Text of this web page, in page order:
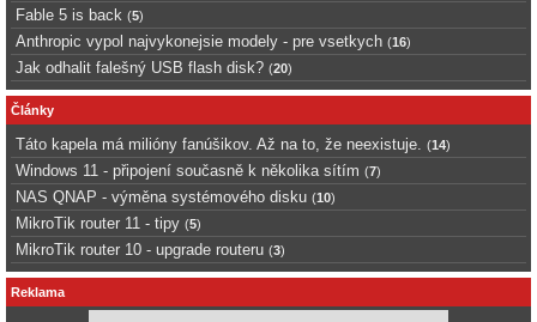
Fable 5 is back (5)
Anthropic vypol najvykonejsie modely - pre vsetkych (16)
Jak odhalit falešný USB flash disk? (20)
Články
Táto kapela má milióny fanúšikov. Až na to, že neexistuje. (14)
Windows 11 - připojení současně k několika sítím (7)
NAS QNAP - výměna systémového disku (10)
MikroTik router 11 - tipy (5)
MikroTik router 10 - upgrade routeru (3)
Reklama